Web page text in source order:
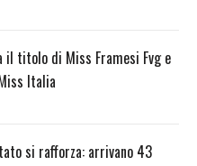
il titolo di Miss Framesi Fvg e
Italia
si rafforza: arrivano 43